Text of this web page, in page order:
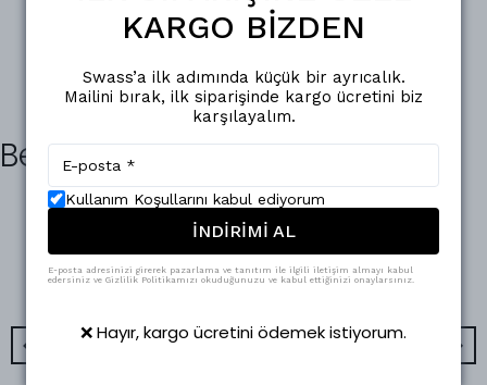
Benzer Ürünler
KARGO BİZDEN
Swass’a ilk adımında küçük bir ayrıcalık.
Mailini bırak, ilk siparişinde kargo ücretini biz
karşılayalım.
Kullanım Koşullarını kabul ediyorum
İNDİRİMİ AL
E-posta adresinizi girerek pazarlama ve tanıtım ile ilgili iletişim almayı kabul
edersiniz ve Gizlilik Politikamızı okuduğunuzu ve kabul ettiğinizi onaylarsınız.
❌ Hayır, kargo ücretini ödemek istiyorum.